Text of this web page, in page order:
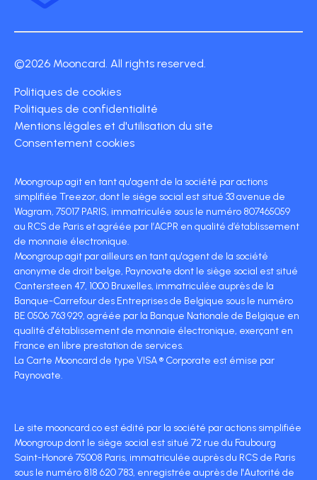
©2026 Mooncard. All rights reserved.
Politiques de cookies
Politiques de confidentialité
Mentions légales et d'utilisation du site
Consentement cookies
Moongroup agit en tant qu'agent de la société par actions
simplifiée Treezor, dont le siège social est situé 33 avenue de
Wagram, 75017 PARIS, immatriculée sous le numéro 807465059
au RCS de Paris et agréée par l’ACPR en qualité d’établissement
de monnaie électronique.
Moongroup agit par ailleurs en tant qu'agent de la société
anonyme de droit belge, Paynovate dont le siège social est situé
Cantersteen 47, 1000 Bruxelles, immatriculée auprès de la
Banque-Carrefour des Entreprises de Belgique sous le numéro
BE 0506 763 929, agréée par la Banque Nationale de Belgique en
qualité d'établissement de monnaie électronique, exerçant en
France en libre prestation de services.
La Carte Mooncard de type VISA ® Corporate est émise par
Paynovate.
Le site mooncard.co est édité par la société par actions simplifiée
Moongroup dont le siège social est situé 72 rue du Faubourg
Saint-Honoré 75008 Paris, immatriculée auprès du RCS de Paris
sous le numéro 818 620 783, enregistrée auprès de l'Autorité de